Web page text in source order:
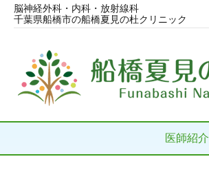
脳神経外科・内科・放射線科
千葉県船橋市の船橋夏見の杜クリニック
医師紹介